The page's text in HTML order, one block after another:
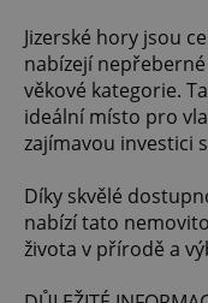
Jizerské hory jsou
nabízejí
věkové kategorie.
ideální místo pro
zajímavou investici
Díky skvělé
nabízí tato
života v přírodě a